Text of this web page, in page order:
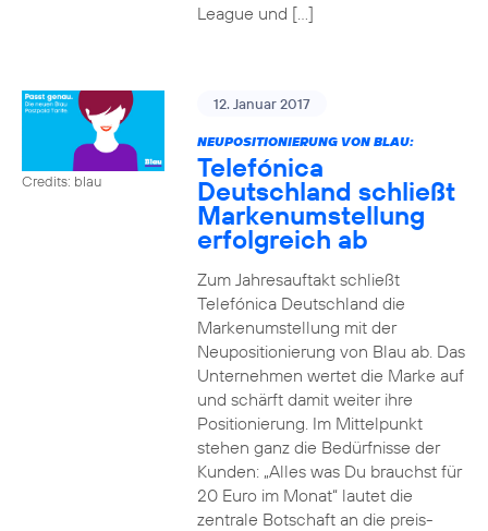
League und […]
Credits: blau
12. Januar 2017
NEUPOSITIONIERUNG VON BLAU:
Telefónica
Deutschland schließt
Markenumstellung
erfolgreich ab
Zum Jahresauftakt schließt
Telefónica Deutschland die
Markenumstellung mit der
Neupositionierung von Blau ab. Das
Unternehmen wertet die Marke auf
und schärft damit weiter ihre
Positionierung. Im Mittelpunkt
stehen ganz die Bedürfnisse der
Kunden: „Alles was Du brauchst für
20 Euro im Monat“ lautet die
zentrale Botschaft an die preis-